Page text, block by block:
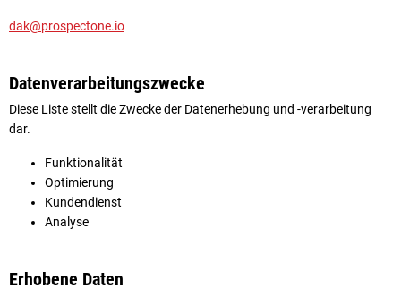
dak@prospectone.io
Datenverarbeitungszwecke
Diese Liste stellt die Zwecke der Datenerhebung und -verarbeitung
dar.
Funktionalität
Optimierung
Kundendienst
Analyse
Erhobene Daten